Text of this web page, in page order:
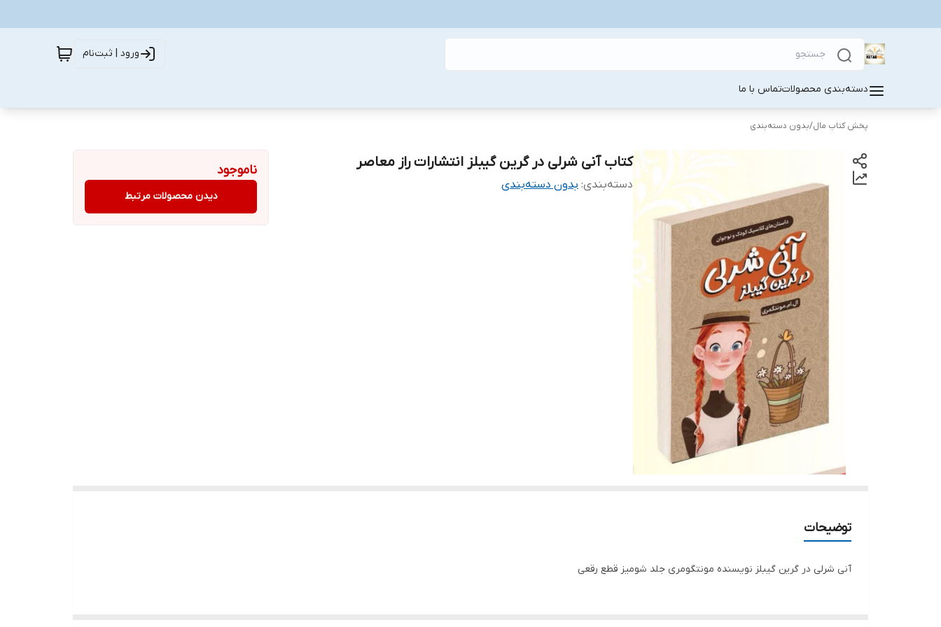
ورود | ثبت‌نام
دسته‌بندی محصولاتتماس با ما
پخش کتاب مال/بدون دسته‌بندی
کتاب آنی شرلی در گرین گیبلز انتشارات راز معاصر
دسته‌بندی: بدون دسته‌بندی
ناموجود
دیدن محصولات مرتبط
توضیحات
آنی شرلی در گرین گیبلز نویسنده مونتگومری جلد شومیز قطع رقعی